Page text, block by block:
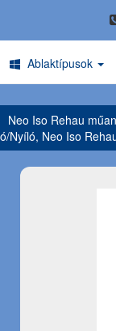
Ablaktípusok
Neo Iso Rehau
Nyíló, Neo Iso